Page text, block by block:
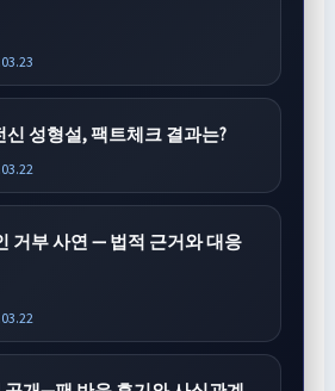
신 성형설, 팩트체크 결과는?
거부 사연 — 법적 근거와 대응